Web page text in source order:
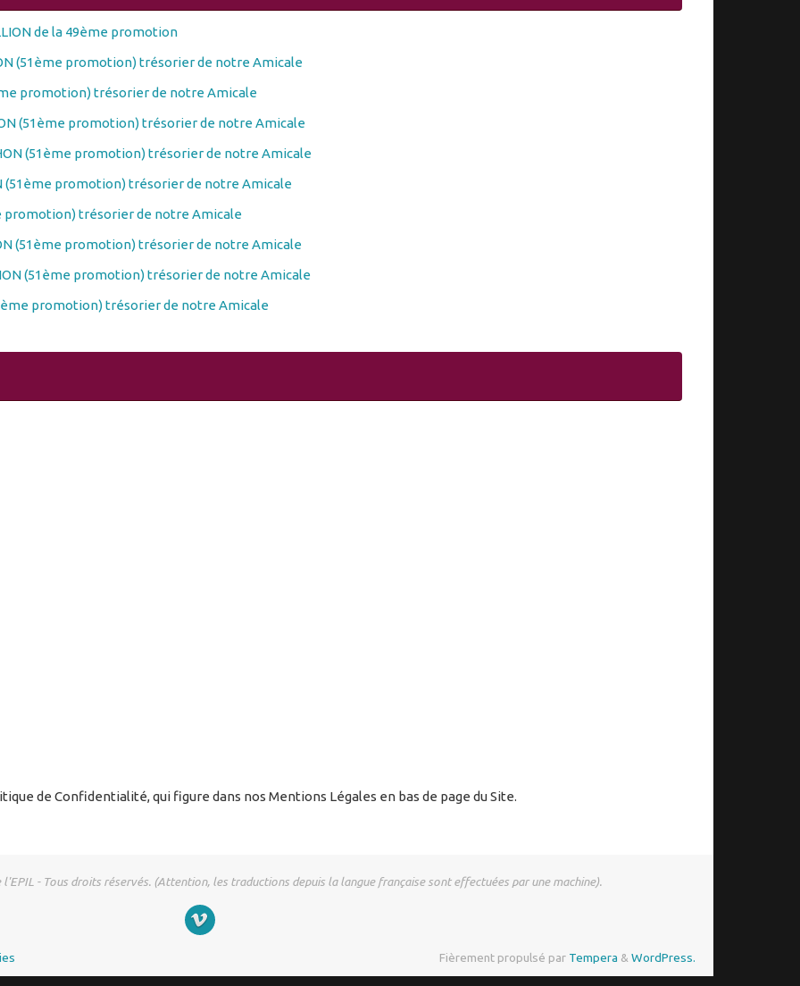
de la 49ème promotion
(51ème promotion) trésorier de notre Amicale
promotion) trésorier de notre Amicale
(51ème promotion) trésorier de notre Amicale
(51ème promotion) trésorier de notre Amicale
(51ème promotion) trésorier de notre Amicale
promotion) trésorier de notre Amicale
(51ème promotion) trésorier de notre Amicale
(51ème promotion) trésorier de notre Amicale
promotion) trésorier de notre Amicale
de Confidentialité, qui figure dans nos Mentions Légales en bas de page du Site.
- Tous droits réservés. (Attention, les traductions depuis la langue française sont effectuées par une machine).
Fièrement propulsé par Tempera & WordPress.